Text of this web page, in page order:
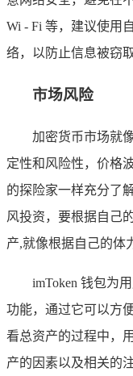
Wi - Fi 等，建议使用
络，以防止信息被窃
市场风险
加密货币市场就
定性和风险性，价格
的探险家一样充分了
风投资，要根据自己
产,就像根据自己的体
imToken 钱包为
功能，通过它可以方
看总资产的过程中，
产的因素以及相关的